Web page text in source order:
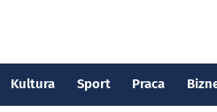
Kultura Sport Praca